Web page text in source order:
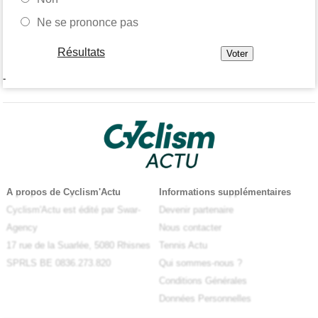
Ne se prononce pas
Résultats
-
A propos de Cyclism'Actu
Cyclism'Actu est édité par Swar-
Agency
17 rue de la Suarlée, 5080 Rhisnes
SPRLS BE 0836.273.820
Informations supplémentaires
Devenir partenaire
Nous contacter
Tennis Actu
Qui sommes-nous ?
Conditions Générales
Données Personnelles